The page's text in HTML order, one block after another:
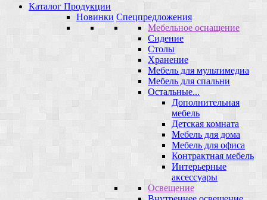
Каталог Продукции
Новинки Спецпредложения
Мебельное оснащение
Сидение
Столы
Хранение
Мебель для мультимедиа
Мебель для спальни
Остальные...
Дополнительная
мебель
Детская комната
Мебель для дома
Мебель для офиса
Контрактная мебель
Интерьерные
аксессуары
Освещение